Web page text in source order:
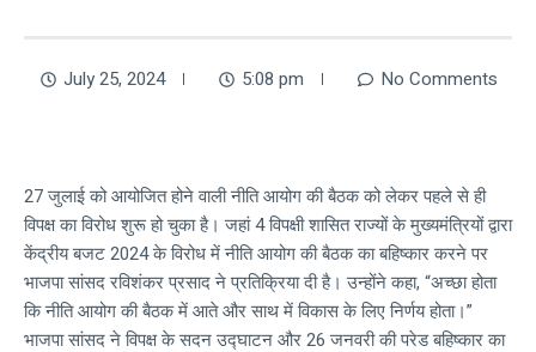
July 25, 2024 5:08 pm No Comments
27 जुलाई को आयोजित होने वाली नीति आयोग की बैठक को लेकर पहले से ही
विपक्ष का विरोध शुरू हो चुका है। जहां 4 विपक्षी शासित राज्यों के मुख्यमंत्रियों द्वारा
केंद्रीय बजट 2024 के विरोध में नीति आयोग की बैठक का बहिष्कार करने पर
भाजपा सांसद रविशंकर प्रसाद ने प्रतिक्रिया दी है। उन्होंने कहा, “अच्छा होता
कि नीति आयोग की बैठक में आते और साथ में विकास के लिए निर्णय होता।”
भाजपा सांसद ने विपक्ष के सदन उद्घाटन और 26 जनवरी की परेड बहिष्कार का